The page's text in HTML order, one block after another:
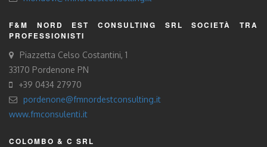
F&M NORD EST CONSULTING SRL SOCIETÀ TRA
PROFESSIONISTI
Piazzetta Celso Costantini, 1
33170 Pordenone PN
+39 0434 27970
pordenone@fmnordestconsulting.it
www.fmconsulenti.it
COLOMBO & C SRL